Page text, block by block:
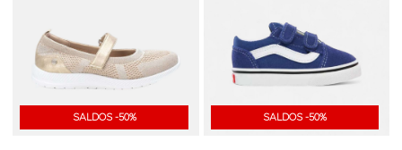
SALDOS -50% SALDOS -50%